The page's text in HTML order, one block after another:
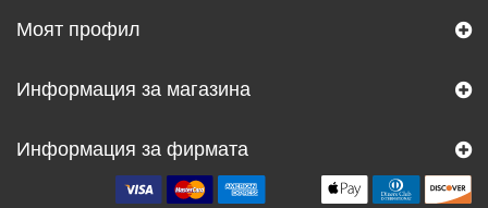
Моят профил
Информация за магазина
Информация за фирмата